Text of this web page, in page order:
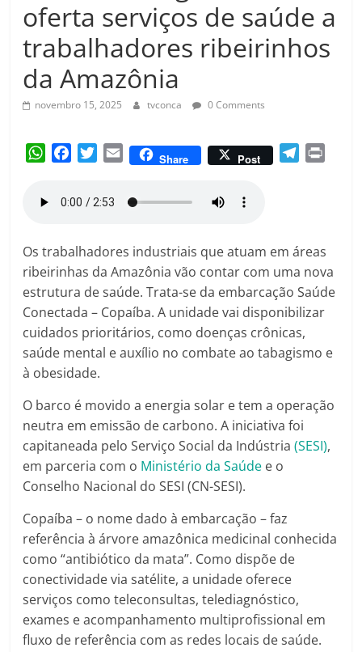
Amorim
oferta serviços de saúde a
trabalhadores ribeirinhos
da Amazônia
novembro 15, 2025 tvconca 0 Comments
W
A
p
p
e
o
o
k
t
e
r
E
Share Post
r
a
m
Os trabalhadores industriais que atuam em áreas
ribeirinhas da Amazônia vão contar com uma nova
estrutura de saúde. Trata-se da embarcação Saúde
Conectada – Copaíba. A unidade vai disponibilizar
cuidados prioritários, como doenças crônicas,
saúde mental e auxílio no combate ao tabagismo e
à obesidade.
O barco é movido a energia solar e tem a operação
neutra em emissão de carbono. A iniciativa foi
capitaneada pelo Serviço Social da Indústria(SESI),
em parceria com o Ministério da Saúde e o
Conselho Nacional do SESI (CN-SESI).
Copaíba – o nome dado à embarcação – faz
referência à árvore amazônica medicinal conhecida
como “antibiótico da mata”. Como dispõe de
conectividade via satélite, a unidade oferece
serviços como teleconsultas, telediagnóstico,
exames e acompanhamento multiprofissional em
fluxo de referência com as redes locais de saúde.